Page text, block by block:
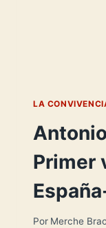
LA
Primer
Por Merche